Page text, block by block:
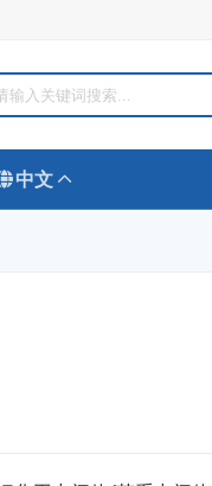
中文